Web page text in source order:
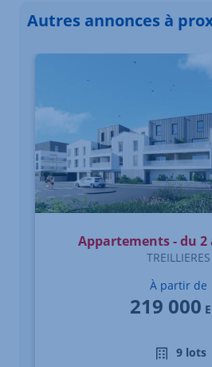
Autres annonces à
Élément 1 sur 3
Appartements - du 2
TREILLIERES
À partir de
219 000
9 lots